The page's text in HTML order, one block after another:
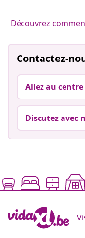
Découvrez
Contactez-
Allez au centre
Discutez avec